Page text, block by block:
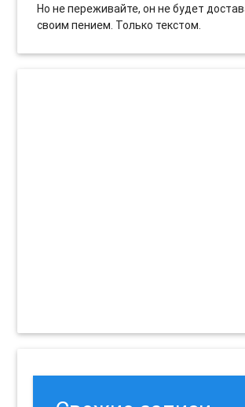
Но не переживайте, он не будет
своим пением. Только текстом.